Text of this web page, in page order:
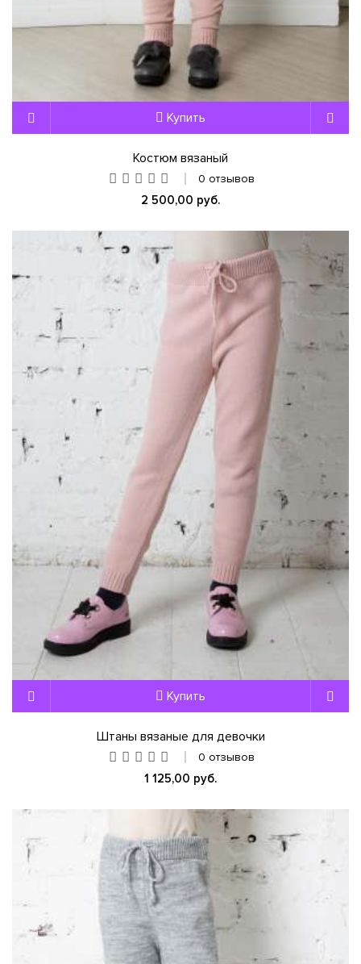
Купить
Костюм вязаный
0 отзывов
2 500,00 руб.
Купить
Штаны вязаные для девочки
0 отзывов
1 125,00 руб.